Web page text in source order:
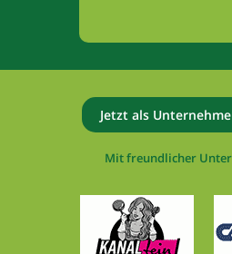
Jetzt als
Mit freundlicher